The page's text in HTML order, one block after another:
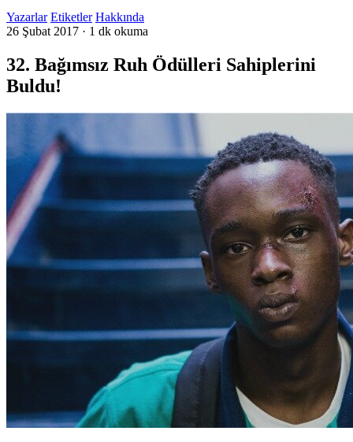
Yazarlar Etiketler Hakkında
26 Şubat 2017 · 1 dk okuma
32. Bağımsız Ruh Ödülleri Sahiplerini
Buldu!